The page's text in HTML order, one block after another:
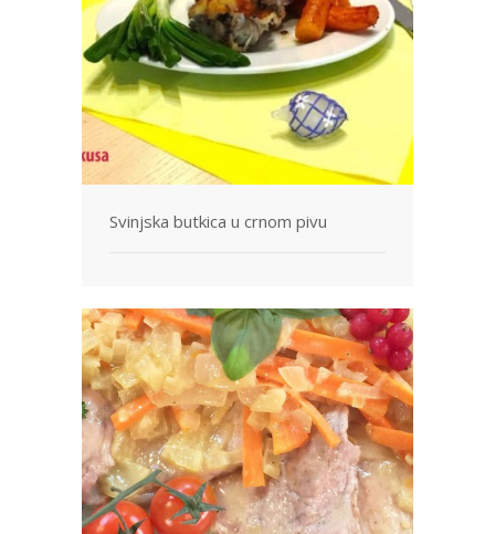
Svetske kuhinje
Vaši Recepti
Korisni saveti
Video
Pošaljite nam svoj recept
Svinjska butkica u crnom pivu